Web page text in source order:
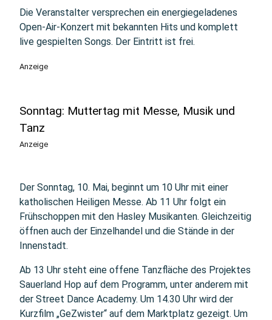
Die Veranstalter versprechen ein energiegeladenes
Open-Air-Konzert mit bekannten Hits und komplett
live gespielten Songs. Der Eintritt ist frei.
Anzeige
Sonntag: Muttertag mit Messe, Musik und
Tanz
Anzeige
Der Sonntag, 10. Mai, beginnt um 10 Uhr mit einer
katholischen Heiligen Messe. Ab 11 Uhr folgt ein
Frühschoppen mit den Hasley Musikanten. Gleichzeitig
öffnen auch der Einzelhandel und die Stände in der
Innenstadt.
Ab 13 Uhr steht eine offene Tanzfläche des Projektes
Sauerland Hop auf dem Programm, unter anderem mit
der Street Dance Academy. Um 14.30 Uhr wird der
Kurzfilm „GeZwister“ auf dem Marktplatz gezeigt. Um